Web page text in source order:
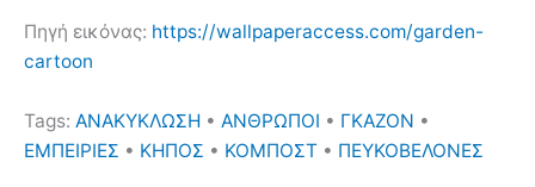
Πηγή εικόνας: https://wallpaperaccess.com/garden-
cartoon
Tags: ΑΝΑΚΥΚΛΩΣΗ • ΑΝΘΡΩΠΟΙ • ΓΚΑΖΟΝ •
ΕΜΠΕΙΡΙΕΣ • ΚΗΠΟΣ • ΚΟΜΠΟΣΤ • ΠΕΥΚΟΒΕΛΟΝΕΣ